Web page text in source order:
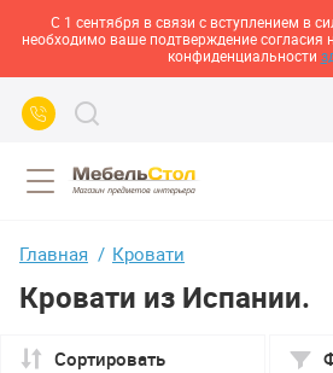
С 1 сентября в связи с вступлением в
необходимо ваше подтверждение согласия
конфиденциальности
Главная Кровати
Кровати из Испании.
Сортировать